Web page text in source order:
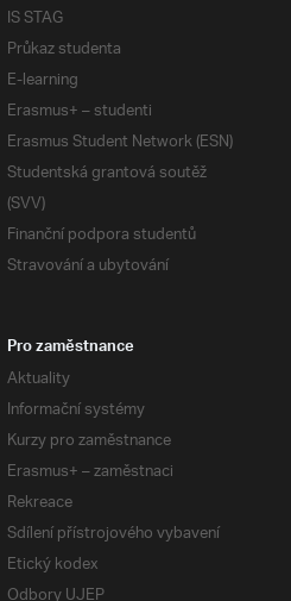
IS STAG
Průkaz studenta
E-learning
Erasmus+ – studenti
Erasmus Student Network (ESN)
Studentská grantová soutěž
(SVV)
Finanční podpora studentů
Stravování a ubytování
Pro zaměstnance
Aktuality
Informační systémy
Kurzy pro zaměstnance
Erasmus+ – zaměstnaci
Rekreace
Sdílení přístrojového vybavení
Etický kodex